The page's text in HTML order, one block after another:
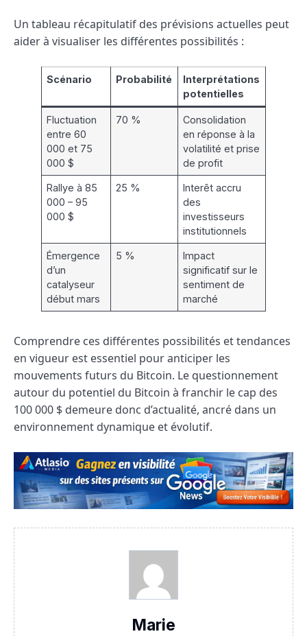
Un tableau récapitulatif des prévisions actuelles peut
aider à visualiser les différentes possibilités :
Scénario Probabilité
Interprétations
potentielles
Fluctuation
entre 60
000 et 75
000 $
70 %
Consolidation
en réponse à la
volatilité et prise
de profit
Rallye à 85
000 – 95
000 $
25 %
Interêt accru
des
investisseurs
institutionnels
Émergence
d’un
catalyseur
début mars
5 %
Impact
significatif sur le
sentiment de
marché
Comprendre ces différentes possibilités et tendances
en vigueur est essentiel pour anticiper les
mouvements futurs du Bitcoin. Le questionnement
autour du potentiel du Bitcoin à franchir le cap des
100 000 $ demeure donc d’actualité, ancré dans un
environnement dynamique et évolutif.
Marie